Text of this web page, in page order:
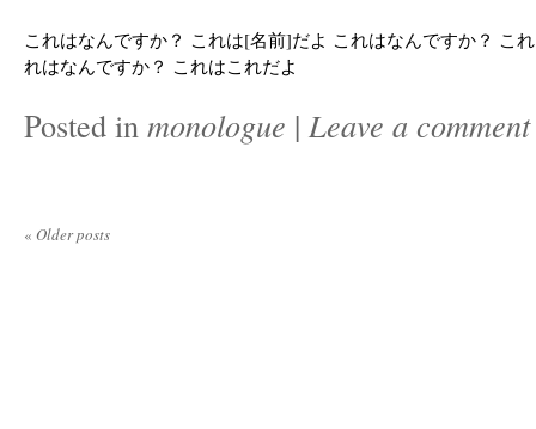
これはなんですか？ これは[名前]だよ これはなんですか？ こ
れはなんですか？ これはこれだよ
Posted in monologue | Leave a comment
« Older posts